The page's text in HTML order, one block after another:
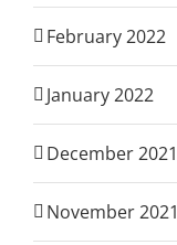
February 2022
January 2022
December 2021
November 2021